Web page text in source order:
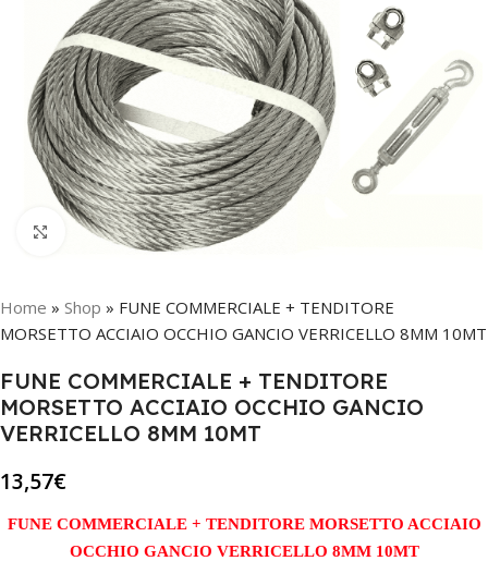
Click to enlarge
Home » Shop » FUNE COMMERCIALE + TENDITORE
MORSETTO ACCIAIO OCCHIO GANCIO VERRICELLO 8MM 10MT
FUNE COMMERCIALE + TENDITORE
MORSETTO ACCIAIO OCCHIO GANCIO
VERRICELLO 8MM 10MT
13,57€
FUNE COMMERCIALE + TENDITORE MORSETTO ACCIAIO
OCCHIO GANCIO VERRICELLO 8MM 10MT